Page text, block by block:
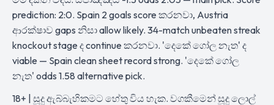
prediction: 2:0. Spain 2 goals score කරනවා, Austria
ආරක්ෂාව gaps නිසා allow likely. 34-match unbeaten streak
knockout stage ද continue කරනවා. 'දෙකේ ගෝල නැත' ද
viable — Spain clean sheet record strong. 'දෙකේ ගෝල
නැත' odds 1.58 alternative pick.
18+ | සූදු ඇබ්බැහිකමට හේතු විය හැක. වගකීමෙන් සූදු ලොල්